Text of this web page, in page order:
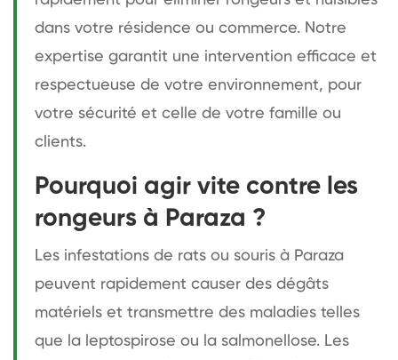
dans votre résidence ou commerce. Notre
expertise garantit une intervention efficace et
respectueuse de votre environnement, pour
votre sécurité et celle de votre famille ou
clients.
Pourquoi agir vite contre les
rongeurs à Paraza ?
Les infestations de rats ou souris à Paraza
peuvent rapidement causer des dégâts
matériels et transmettre des maladies telles
que la leptospirose ou la salmonellose. Les